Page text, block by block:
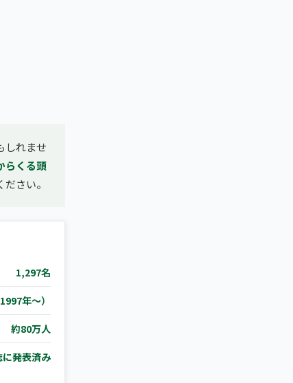
しれませ
らくる頭
さい。
1,297名
年〜）
約80万人
発表済み